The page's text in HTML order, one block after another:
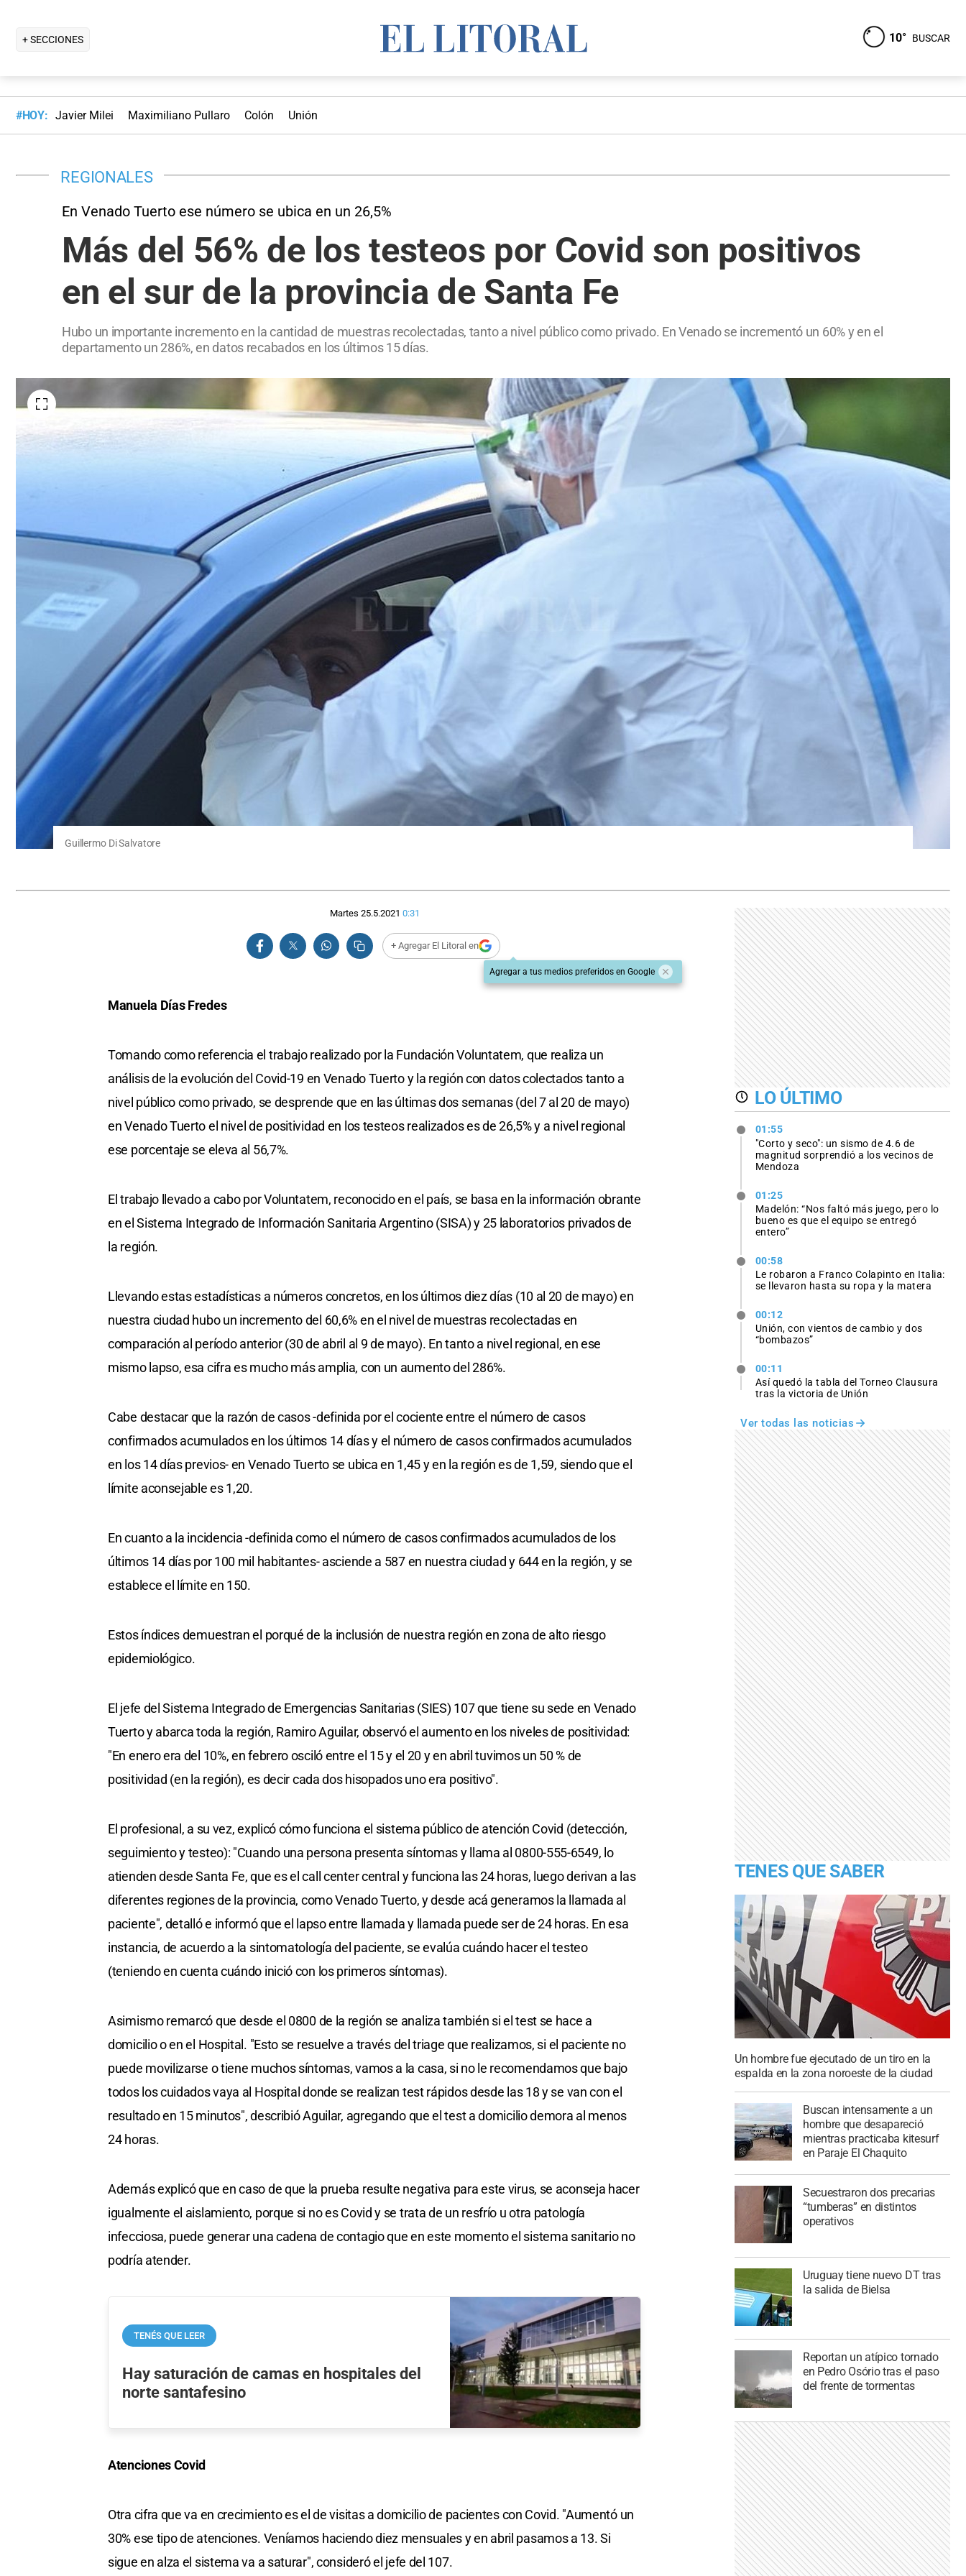
+ SECCIONES 10° BUSCAR
#HOY: Javier Milei Maximiliano Pullaro Colón Unión
REGIONALES
En Venado Tuerto ese número se ubica en un 26,5%
Más del 56% de los testeos por Covid son positivos
en el sur de la provincia de Santa Fe
Hubo un importante incremento en la cantidad de muestras recolectadas, tanto a nivel público como privado. En Venado se incrementó un 60% y en el
departamento un 286%, en datos recabados en los últimos 15 días.
Guillermo Di Salvatore
Martes 25.5.2021 0:31
+ Agregar El Litoral en
Agregar a tus medios preferidos en Google
Manuela Días Fredes
Tomando como referencia el trabajo realizado por la Fundación Voluntatem, que realiza un
análisis de la evolución del Covid-19 en Venado Tuerto y la región con datos colectados tanto a
nivel público como privado, se desprende que en las últimas dos semanas (del 7 al 20 de mayo)
en Venado Tuerto el nivel de positividad en los testeos realizados es de 26,5% y a nivel regional
ese porcentaje se eleva al 56,7%.
El trabajo llevado a cabo por Voluntatem, reconocido en el país, se basa en la información obrante
en el Sistema Integrado de Información Sanitaria Argentino (SISA) y 25 laboratorios privados de
la región.
Llevando estas estadísticas a números concretos, en los últimos diez días (10 al 20 de mayo) en
nuestra ciudad hubo un incremento del 60,6% en el nivel de muestras recolectadas en
comparación al período anterior (30 de abril al 9 de mayo). En tanto a nivel regional, en ese
mismo lapso, esa cifra es mucho más amplia, con un aumento del 286%.
Cabe destacar que la razón de casos -definida por el cociente entre el número de casos
confirmados acumulados en los últimos 14 días y el número de casos confirmados acumulados
en los 14 días previos- en Venado Tuerto se ubica en 1,45 y en la región es de 1,59, siendo que el
límite aconsejable es 1,20.
En cuanto a la incidencia -definida como el número de casos confirmados acumulados de los
últimos 14 días por 100 mil habitantes- asciende a 587 en nuestra ciudad y 644 en la región, y se
establece el límite en 150.
Estos índices demuestran el porqué de la inclusión de nuestra región en zona de alto riesgo
epidemiológico.
El jefe del Sistema Integrado de Emergencias Sanitarias (SIES) 107 que tiene su sede en Venado
Tuerto y abarca toda la región, Ramiro Aguilar, observó el aumento en los niveles de positividad:
"En enero era del 10%, en febrero osciló entre el 15 y el 20 y en abril tuvimos un 50 % de
positividad (en la región), es decir cada dos hisopados uno era positivo".
El profesional, a su vez, explicó cómo funciona el sistema público de atención Covid (detección,
seguimiento y testeo): "Cuando una persona presenta síntomas y llama al 0800-555-6549, lo
atienden desde Santa Fe, que es el call center central y funciona las 24 horas, luego derivan a las
diferentes regiones de la provincia, como Venado Tuerto, y desde acá generamos la llamada al
paciente", detalló e informó que el lapso entre llamada y llamada puede ser de 24 horas. En esa
instancia, de acuerdo a la sintomatología del paciente, se evalúa cuándo hacer el testeo
(teniendo en cuenta cuándo inició con los primeros síntomas).
Asimismo remarcó que desde el 0800 de la región se analiza también si el test se hace a
domicilio o en el Hospital. "Esto se resuelve a través del triage que realizamos, si el paciente no
puede movilizarse o tiene muchos síntomas, vamos a la casa, si no le recomendamos que bajo
todos los cuidados vaya al Hospital donde se realizan test rápidos desde las 18 y se van con el
resultado en 15 minutos", describió Aguilar, agregando que el test a domicilio demora al menos
24 horas.
Además explicó que en caso de que la prueba resulte negativa para este virus, se aconseja hacer
igualmente el aislamiento, porque si no es Covid y se trata de un resfrío u otra patología
infecciosa, puede generar una cadena de contagio que en este momento el sistema sanitario no
podría atender.
TENÉS QUE LEER
Hay saturación de camas en hospitales del
norte santafesino
Atenciones Covid
Otra cifra que va en crecimiento es el de visitas a domicilio de pacientes con Covid. "Aumentó un
30% ese tipo de atenciones. Veníamos haciendo diez mensuales y en abril pasamos a 13. Si
sigue en alza el sistema va a saturar", consideró el jefe del 107.
LO ÚLTIMO
01:55
"Corto y seco": un sismo de 4.6 de
magnitud sorprendió a los vecinos de
Mendoza
01:25
Madelón: “Nos faltó más juego, pero lo
bueno es que el equipo se entregó
entero”
00:58
Le robaron a Franco Colapinto en Italia:
se llevaron hasta su ropa y la matera
00:12
Unión, con vientos de cambio y dos
“bombazos”
00:11
Así quedó la tabla del Torneo Clausura
tras la victoria de Unión
Ver todas las noticias
TENES QUE SABER
Un hombre fue ejecutado de un tiro en la
espalda en la zona noroeste de la ciudad
Buscan intensamente a un
hombre que desapareció
mientras practicaba kitesurf
en Paraje El Chaquito
Secuestraron dos precarias
“tumberas” en distintos
operativos
Uruguay tiene nuevo DT tras
la salida de Bielsa
Reportan un atípico tornado
en Pedro Osório tras el paso
del frente de tormentas